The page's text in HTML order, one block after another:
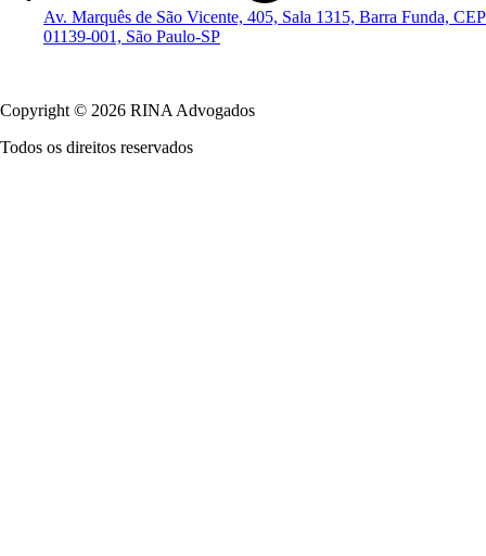
Av. Marquês de São Vicente, 405, Sala 1315, Barra Funda, CEP
01139-001, São Paulo-SP
Copyright © 2026 RINA Advogados
Todos os direitos reservados